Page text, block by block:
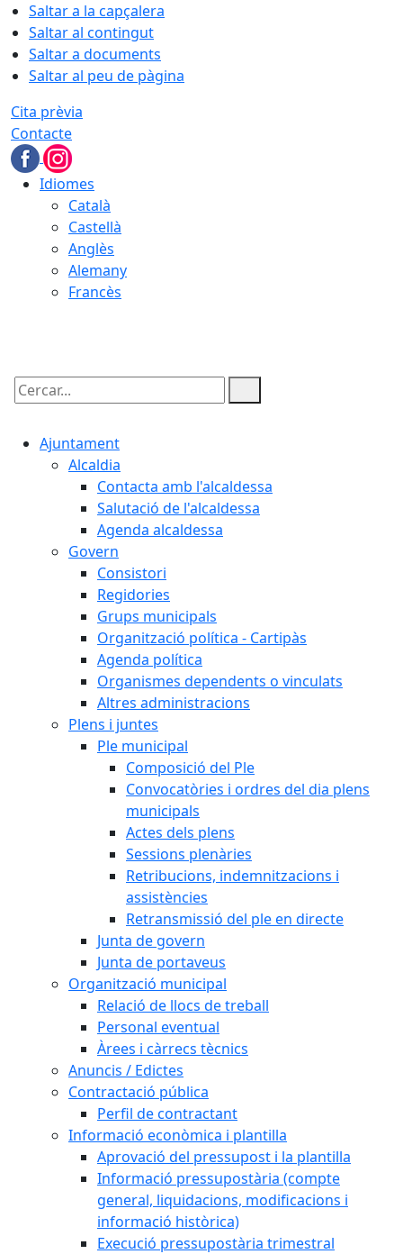
Saltar a la capçalera
Saltar al contingut
Saltar a documents
Saltar al peu de pàgina
Cita prèvia
Contacte
Idiomes
Català
Castellà
Anglès
Alemany
Francès
Cercar:
Ajuntament
Alcaldia
Contacta amb l'alcaldessa
Salutació de l'alcaldessa
Agenda alcaldessa
Govern
Consistori
Regidories
Grups municipals
Organització política - Cartipàs
Agenda política
Organismes dependents o vinculats
Altres administracions
Plens i juntes
Ple municipal
Composició del Ple
Convocatòries i ordres del dia plens
municipals
Actes dels plens
Sessions plenàries
Retribucions, indemnitzacions i
assistències
Retransmissió del ple en directe
Junta de govern
Junta de portaveus
Organització municipal
Relació de llocs de treball
Personal eventual
Àrees i càrrecs tècnics
Anuncis / Edictes
Contractació pública
Perfil de contractant
Informació econòmica i plantilla
Aprovació del pressupost i la plantilla
Informació pressupostària (compte
general, liquidacions, modificacions i
informació històrica)
Execució pressupostària trimestral